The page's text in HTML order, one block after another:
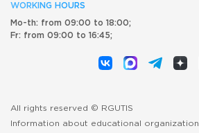
WORKING HOURS
Mo-th: from 09:00 to 18:00;
Fr: from 09:00 to 16:45;
All rights reserved © RGUTIS
Information about educational organization